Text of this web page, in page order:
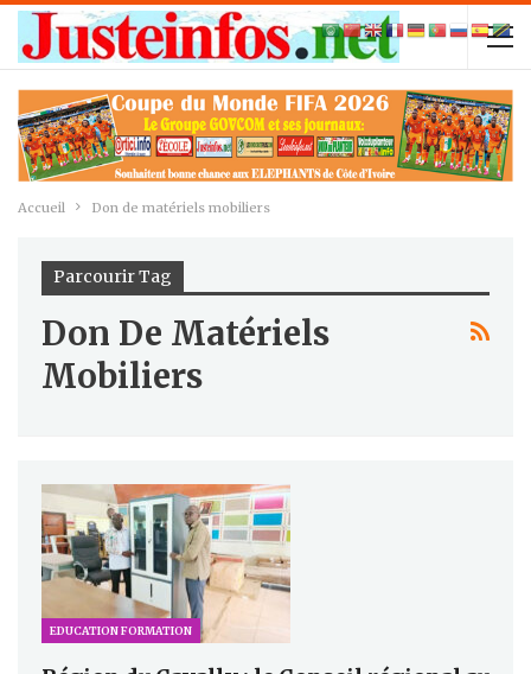
Accueil Don de matériels mobiliers
Parcourir Tag
Don De Matériels
Mobiliers
EDUCATION FORMATION